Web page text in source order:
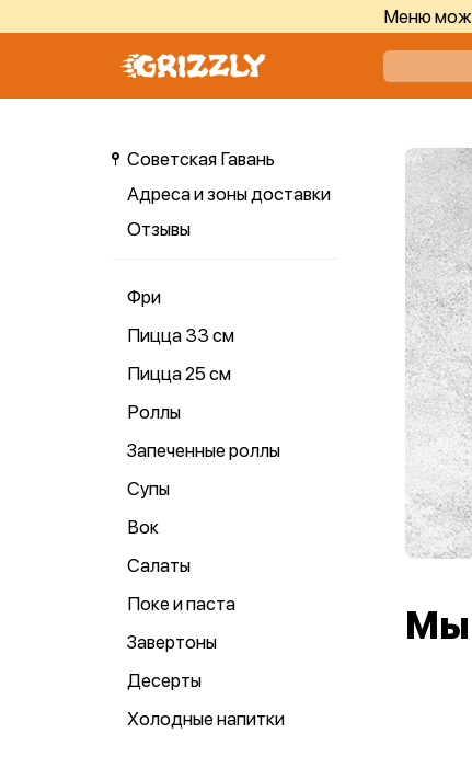
Меню
Советская Гавань
Адреса и зоны доставки
Отзывы
Фри
Пицца 33 см
Пицца 25 см
Роллы
Запеченные роллы
Супы
Вок
Салаты
Поке и паста
Завертоны
Десерты
Холодные напитки
Мы